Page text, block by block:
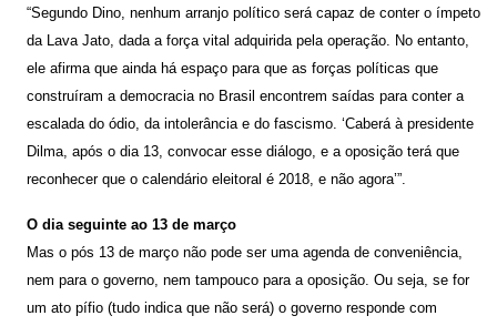
“Segundo Dino, nenhum arranjo político será capaz de conter o ímpeto
da Lava Jato, dada a força vital adquirida pela operação. No entanto,
ele afirma que ainda há espaço para que as forças políticas que
construíram a democracia no Brasil encontrem saídas para conter a
escalada do ódio, da intolerância e do fascismo. ‘Caberá à presidente
Dilma, após o dia 13, convocar esse diálogo, e a oposição terá que
reconhecer que o calendário eleitoral é 2018, e não agora’”.
O dia seguinte ao 13 de março
Mas o pós 13 de março não pode ser uma agenda de conveniência,
nem para o governo, nem tampouco para a oposição. Ou seja, se for
um ato pífio (tudo indica que não será) o governo responde com